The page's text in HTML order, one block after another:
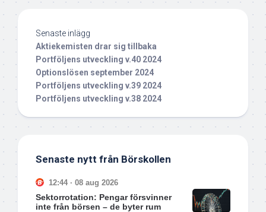
Senaste inlägg
Aktiekemisten drar sig tillbaka
Portföljens utveckling v.40 2024
Optionslösen september 2024
Portföljens utveckling v.39 2024
Portföljens utveckling v.38 2024
Senaste nytt från Börskollen
12:44 · 08 aug 2026
Sektorrotation: Pengar försvinner
inte från börsen – de byter rum